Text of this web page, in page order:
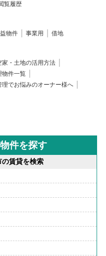
覧履歴
物件 事業用 借地
家・土地の活用方法
物件一覧
理でお悩みのオーナー様へ
件を探す
の賃貸を検索